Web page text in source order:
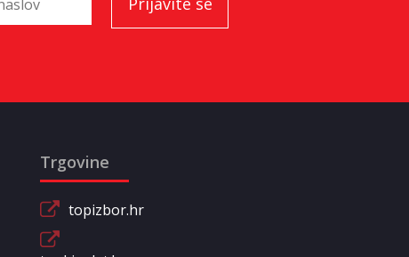
Trgovine
topizbor.hr